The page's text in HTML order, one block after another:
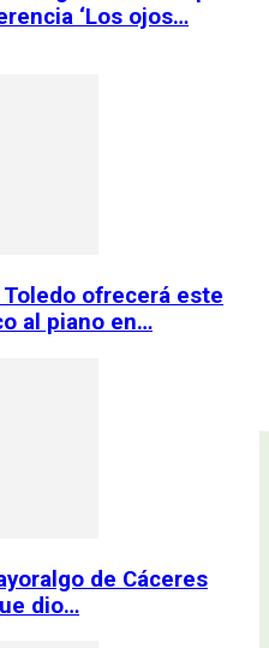
‘Los ojos…
ofrecerá este
al piano en…
de Cáceres
dio…